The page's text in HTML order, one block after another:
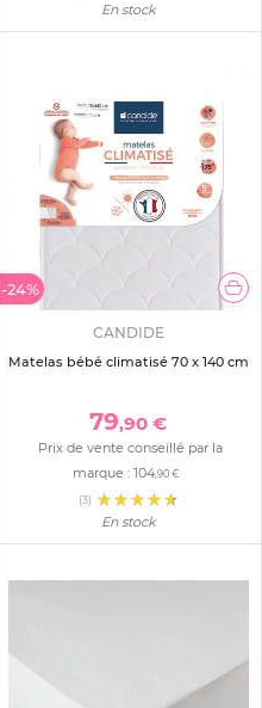
En stock
-24%
CANDIDE
Matelas bébé climatisé 70 x 140 cm
79,90 €
Prix de vente conseillé par la
marque : 104,90 €
(3)
En stock